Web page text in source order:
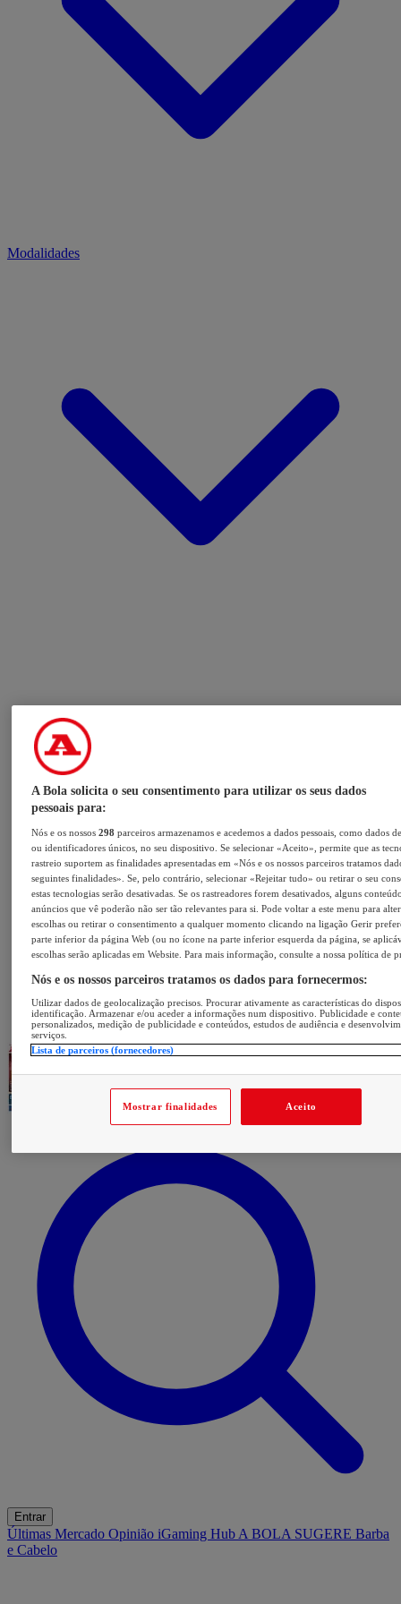
Modalidades
Entrar
Últimas Mercado Opinião iGaming Hub A BOLA SUGERE Barba
e Cabelo
A Bola solicita o seu consentimento para utilizar os seus dados
pessoais para:
Nós e os nossos298 parceiros armazenamos e acedemos a dados pessoais, como dados
ou identificadores únicos, no seu dispositivo. Se selecionar «Aceito», permite que as
rastreio suportem as finalidades apresentadas em «Nós e os nossos parceiros tratamos
seguintes finalidades». Se, pelo contrário, selecionar «Rejeitar tudo» ou retirar o seu
estas tecnologias serão desativadas. Se os rastreadores forem desativados, alguns
anúncios que vê poderão não ser tão relevantes para si. Pode voltar a este menu para
escolhas ou retirar o consentimento a qualquer momento clicando na ligação Gerir
parte inferior da página Web (ou no ícone na parte inferior esquerda da página, se
escolhas serão aplicadas em Website. Para mais informação, consulte a nossa política de
Nós e os nossos parceiros tratamos os dados para fornecermos:
Utilizar dados de geolocalização precisos. Procurar ativamente as características do
identificação. Armazenar e/ou aceder a informações num dispositivo. Publicidade e
personalizados, medição de publicidade e conteúdos, estudos de audiência e
serviços.
Lista de parceiros (fornecedores)
Mostrar finalidades Aceito